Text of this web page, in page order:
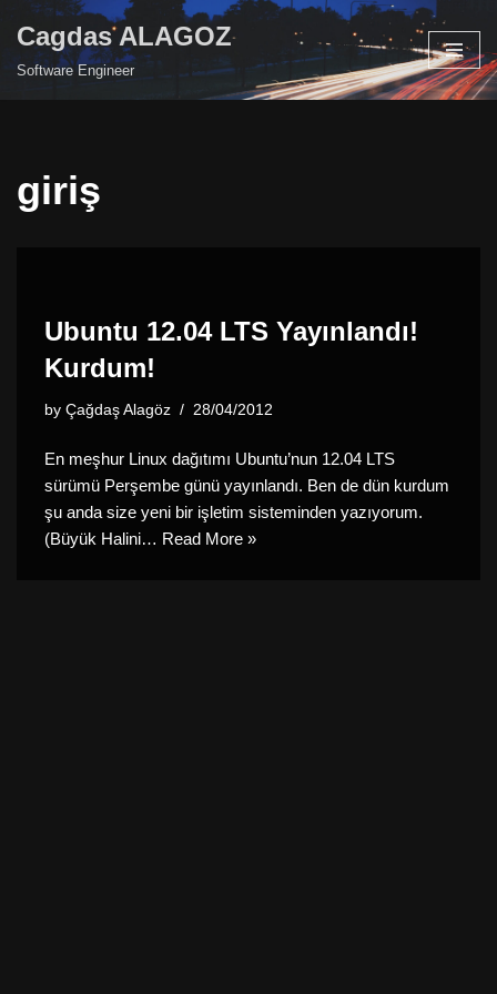
Skip
Cagdas ALAGOZ
Software Engineer
giriş
Ubuntu 12.04 LTS Yayınlandı!
Kurdum!
by Çağdaş Alagöz 28/04/2012
En meşhur Linux dağıtımı Ubuntu’nun 12.04 LTS
sürümü Perşembe günü yayınlandı. Ben de dün kurdum
şu anda size yeni bir işletim sisteminden yazıyorum.
(Büyük Halini… Read More »